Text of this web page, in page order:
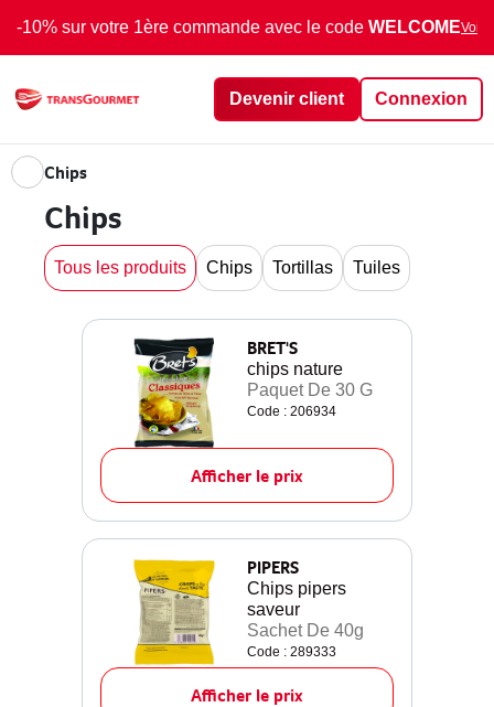
-10% sur votre 1ère commande avec le code WELCOMEVoir
Devenir client Connexion
Chips
Chips
Tous les produits Chips Tortillas Tuiles
BRET'S
chips nature
Paquet De 30 G
Code : 206934
Afficher le prix
PIPERS
Chips pipers
saveur
Sachet De 40g
Code : 289333
Afficher le prix